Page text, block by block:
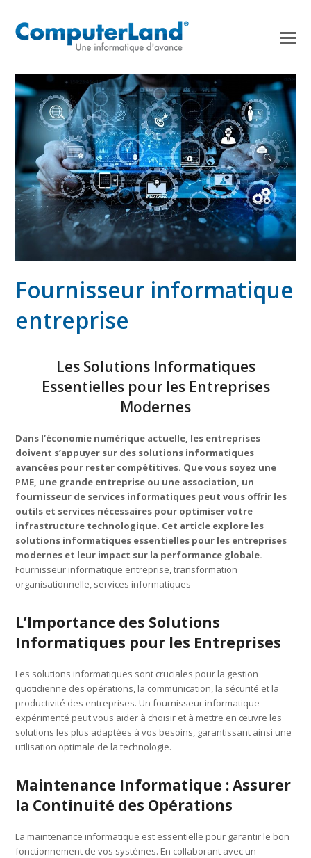
Fournisseur informatique
entreprise
Les Solutions Informatiques
Essentielles pour les Entreprises
Modernes
Dans l’économie numérique actuelle, les entreprises
doivent s’appuyer sur des solutions informatiques
avancées pour rester compétitives. Que vous soyez une
PME, une grande entreprise ou une association, un
fournisseur de services informatiques peut vous offrir les
outils et services nécessaires pour optimiser votre
infrastructure technologique. Cet article explore les
solutions informatiques essentielles pour les entreprises
modernes et leur impact sur la performance globale.
Fournisseur informatique entreprise, transformation
organisationnelle, services informatiques
L’Importance des Solutions
Informatiques pour les Entreprises
Les solutions informatiques sont cruciales pour la gestion
quotidienne des opérations, la communication, la sécurité et la
productivité des entreprises. Un fournisseur informatique
expérimenté peut vous aider à choisir et à mettre en œuvre les
solutions les plus adaptées à vos besoins, garantissant ainsi une
utilisation optimale de la technologie.
Maintenance Informatique : Assurer
la Continuité des Opérations
La maintenance informatique est essentielle pour garantir le bon
fonctionnement de vos systèmes. En collaborant avec un